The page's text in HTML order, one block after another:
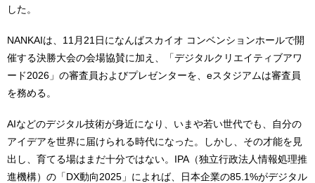
した。
NANKAIは、11月21日になんばスカイオ コンベンションホールで開
催する決勝大会の会場協賛に加え、「デジタルクリエイティブアワ
ード2026」の審査員およびプレゼンターを、eスタジアムは審査員
を務める。
AIなどのデジタル技術が身近になり、いまや若い世代でも、自分の
アイデアを世界に届けられる時代になった。しかし、その才能を見
出し、育てる場はまだ十分ではない。IPA（独立行政法人情報処理推
進機構）の「DX動向2025」によれば、日本企業の85.1%がデジタル